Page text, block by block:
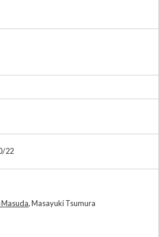
22
, Masayuki Tsumura